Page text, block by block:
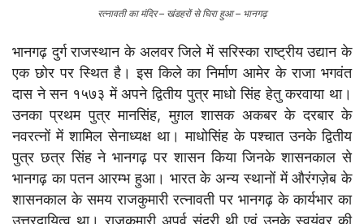
रत्नावती का मंदिर – खंडहरों से घिरा हुआ – भानगढ़
भानगढ़ दुर्ग राजस्थान के अलवर जिले में सरिस्का राष्ट्रीय उद्यान के
एक छोर पर स्थित है। इस किले का निर्माण आमेर के राजा भगवंत
दास ने सन १५७३ में अपने द्वितीय पुत्र माधो सिंह हेतु करवाया था।
उनका प्रथम पुत्र मानसिंह, मुग़ल शासक अकबर के दरबार के
नवरत्नों में शामिल सेनाध्यक्ष था। माधोसिंह के पश्चात उनके द्वितीय
पुत्र छत्र सिंह ने भानगढ़ पर शासन किया जिनके शासनकाल से
भानगढ़ का पतन आरम्भ हुआ। भारत के अन्य स्थानों में औरंगज़ेब के
शासनकाल के समय राजकुमारी रत्नावती पर भानगढ़ के कार्यभार का
उत्तरदायित्व था। राजकुमारी अपूर्व सुंदरी थी एवं उनके स्वयंवर की